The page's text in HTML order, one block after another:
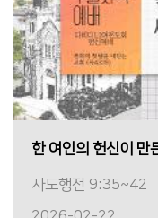
사도행전 9:35~42